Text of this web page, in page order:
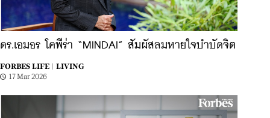
ดร.เอมอร โคพีร่า “MINDAI” สัมผัสลมหายใจบำบัดจิต
FORBES LIFE |
LIVING
17 Mar 2026